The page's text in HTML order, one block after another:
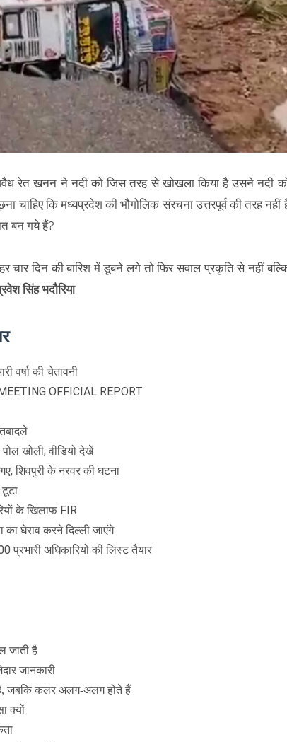
रेत खनन ने नदी को जिस तरह से खोखला किया है उसने नदी
चाहिए कि मध्यप्रदेश की भौगोलिक संरचना उत्तरपूर्व की तरह नहीं
बन गये हैं?
चार दिन की बारिश में डूबने लगे तो फिर सवाल प्रकृति से नहीं
सिंहभदौरिया
वर्षा की चेतावनी
OFFICIAL REPORT
खोली, वीडियो देखें
शिवपुरी के नरवर की घटना
के खिलाफ FIR
का घेराव करने दिल्ली जाएंगे
प्रभारी अधिकारियों की लिस्ट तैयार
जाती है
जानकारी
जबकि कलर अलग-अलग होते हैं
क्यों